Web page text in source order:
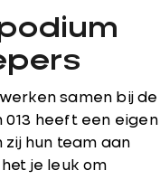
samen bij de
013 heeft een eigen
hun team aan
je leuk om